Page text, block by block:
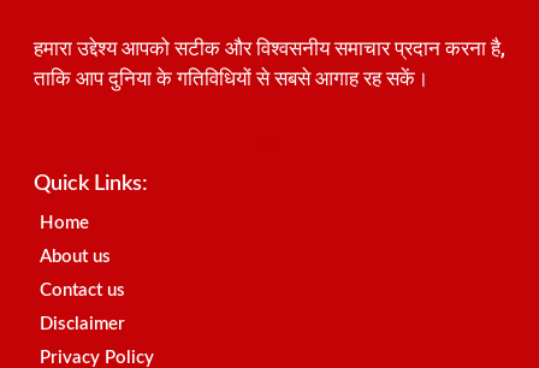
हमारा उद्देश्य आपको सटीक और विश्वसनीय समाचार प्रदान करना है,
ताकि आप दुनिया के गतिविधियों से सबसे आगाह रह सकें।
Quick Links:
Home
About us
Contact us
Disclaimer
Privacy Policy